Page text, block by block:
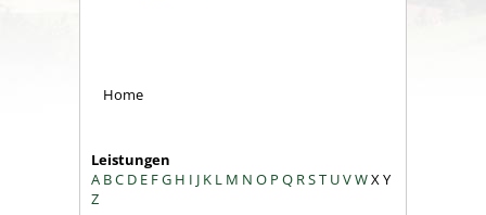
Home
Leistungen
A BC D E FG H I J K L M N O P Q RST UVWXY
Z